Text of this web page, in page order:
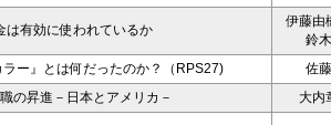
は有効に使われているか
伊藤由
鈴
ラー』とは何だったのか？（RPS27)
佐
の昇進－日本とアメリカ－
大内